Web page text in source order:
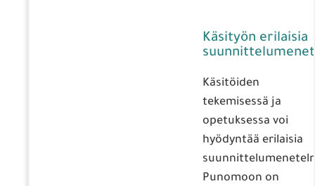
Käsityön erilaisia
Käsitöiden
tekemisessä ja
opetuksessa voi
hyödyntää erilaisia
Punomoon on